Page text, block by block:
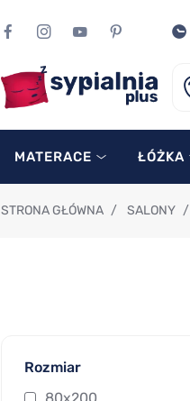
MATERACE ŁÓŻKA
STRONA GŁÓWNA / SALONY /
Rozmiar